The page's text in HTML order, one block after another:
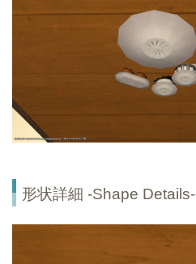
形状詳細 -Shape Details-